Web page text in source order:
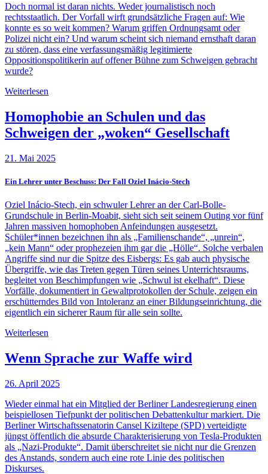
Doch normal ist daran nichts. Weder journalistisch noch
rechtsstaatlich. Der Vorfall wirft grundsätzliche Fragen auf: Wie
konnte es so weit kommen? Warum griffen Ordnungsamt oder
Polizei nicht ein? Und warum scheint sich niemand ernsthaft daran
zu stören, dass eine verfassungsmäßig legitimierte
Oppositionspolitikerin auf offener Bühne zum Schweigen gebracht
wurde?
Weiterlesen
Homophobie an Schulen und das
Schweigen der „woken“ Gesellschaft
21. Mai 2025
Ein Lehrer unter Beschuss: Der Fall Oziel Inácio-Stech
Oziel Inácio-Stech, ein schwuler Lehrer an der Carl-Bolle-
Grundschule in Berlin-Moabit, sieht sich seit seinem Outing vor fünf
Jahren massiven homophoben Anfeindungen ausgesetzt.
Schüler*innen bezeichnen ihn als „Familienschande“, „unrein“,
„kein Mann“ oder prophezeien ihm gar die „Hölle“. Solche verbalen
Angriffe sind nur die Spitze des Eisbergs: Es gab auch physische
Übergriffe, wie das Treten gegen Türen seines Unterrichtsraums,
begleitet von Beschimpfungen wie „Schwul ist ekelhaft“. Diese
Vorfälle, dokumentiert in Gewaltprotokollen der Schule, zeigen ein
erschütterndes Bild von Intoleranz an einer Bildungseinrichtung, die
eigentlich ein sicherer Raum für alle sein sollte.
Weiterlesen
Wenn Sprache zur Waffe wird
26. April 2025
Wieder einmal hat ein Mitglied der Berliner Landesregierung einen
beispiellosen Tiefpunkt der politischen Debattenkultur markiert. Die
Berliner Wirtschaftssenatorin Cansel Kiziltepe (SPD) verteidigte
jüngst öffentlich die absurde Charakterisierung von Tesla-Produkten
als „Nazi-Produkte“. Damit überschreitet sie nicht nur die Grenzen
des Anstands, sondern auch eine rote Linie des politischen
Diskurses.